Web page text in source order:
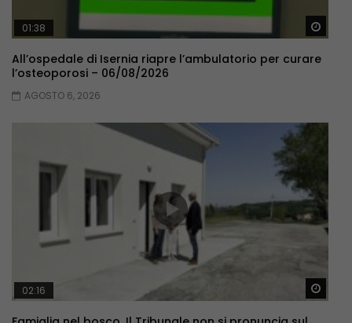
01:38
All’ospedale di Isernia riapre l’ambulatorio per curare
l’osteoporosi – 06/08/2026
AGOSTO 6, 2026
02:16